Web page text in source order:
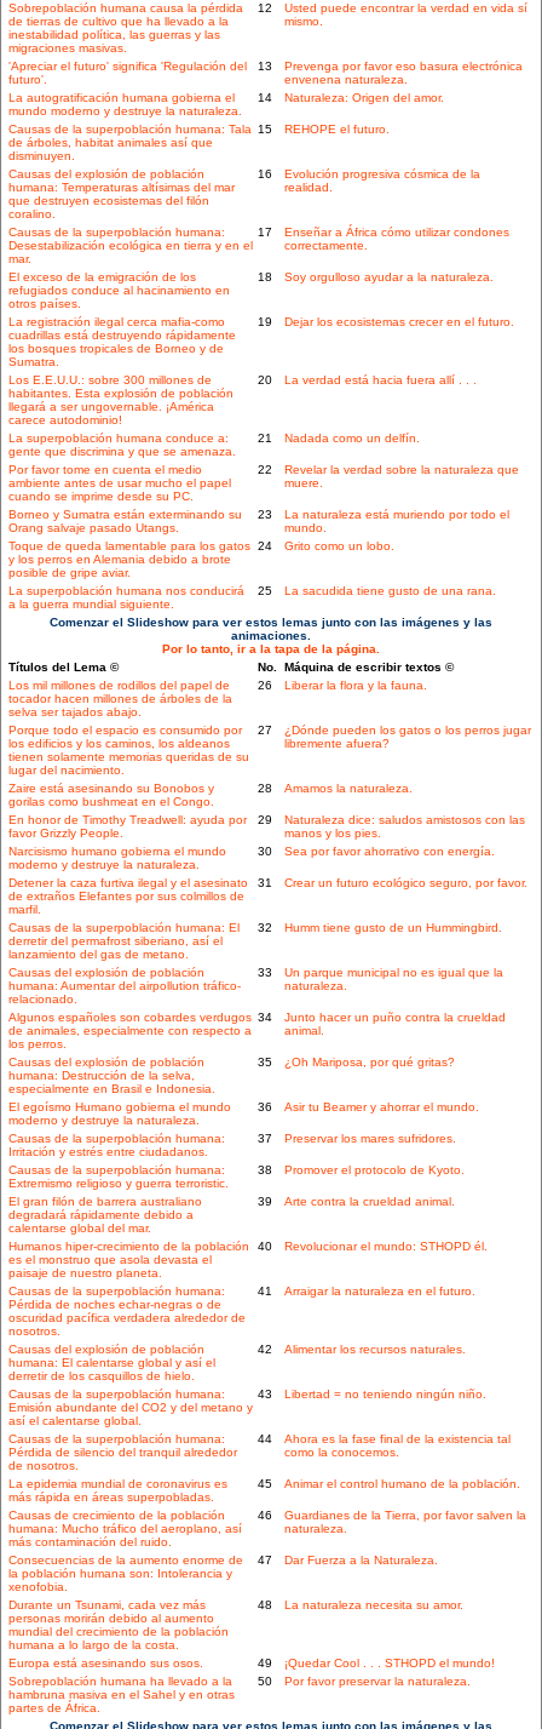
Sobrepoblación humana causa la pérdida
de tierras de cultivo que ha llevado a la
inestabilidad política, las guerras y las
migraciones masivas.
12
Usted puede encontrar la verdad en vida sí
mismo.
'Apreciar el futuro' significa 'Regulación del
futuro'.
13
Prevenga por favor eso basura electrónica
envenena naturaleza.
La autogratificación humana gobierna el
mundo moderno y destruye la naturaleza.
14 Naturaleza: Origen del amor.
Causas de la superpoblación humana: Tala
de árboles, habitat animales así que
disminuyen.
15 REHOPE el futuro.
Causas del explosión de población
humana: Temperaturas altísimas del mar
que destruyen ecosistemas del filón
coralino.
16
Evolución progresiva cósmica de la
realidad.
Causas de la superpoblación humana:
Desestabilización ecológica en tierra y en el
mar.
17
Enseñar a África cómo utilizar condones
correctamente.
El exceso de la emigración de los
refugiados conduce al hacinamiento en
otros países.
18 Soy orgulloso ayudar a la naturaleza.
La registración ilegal cerca mafia-como
cuadrillas está destruyendo rápidamente
los bosques tropicales de Borneo y de
Sumatra.
19 Dejar los ecosistemas crecer en el futuro.
Los E.E.U.U.: sobre 300 millones de
habitantes. Esta explosión de población
llegará a ser ungovernable. ¡América
carece autodominio!
20 La verdad está hacia fuera allí . . .
La superpoblación humana conduce a:
gente que discrimina y que se amenaza.
21 Nadada como un delfín.
Por favor tome en cuenta el medio
ambiente antes de usar mucho el papel
cuando se imprime desde su PC.
22
Revelar la verdad sobre la naturaleza que
muere.
Borneo y Sumatra están exterminando su
Orang salvaje pasado Utangs.
23
La naturaleza está muriendo por todo el
mundo.
Toque de queda lamentable para los gatos
y los perros en Alemania debido a brote
posible de gripe aviar.
24 Grito como un lobo.
La superpoblación humana nos conducirá
a la guerra mundial siguiente.
25 La sacudida tiene gusto de una rana.
Comenzar el Slideshow para ver estos lemas junto con las imágenes y las
animaciones.
Por lo tanto, ir a la tapa de la página.
Títulos del Lema ©
No. Máquina de escribir textos ©
Los mil millones de rodillos del papel de
tocador hacen millones de árboles de la
selva ser tajados abajo.
26 Liberar la flora y la fauna.
Porque todo el espacio es consumido por
los edificios y los caminos, los aldeanos
tienen solamente memorias queridas de su
lugar del nacimiento.
27
¿Dónde pueden los gatos o los perros jugar
libremente afuera?
Zaire está asesinando su Bonobos y
gorilas como bushmeat en el Congo.
28 Amamos la naturaleza.
En honor de Timothy Treadwell: ayuda por
favor Grizzly People.
29
Naturaleza dice: saludos amistosos con las
manos y los pies.
Narcisismo humano gobierna el mundo
moderno y destruye la naturaleza.
30 Sea por favor ahorrativo con energía.
Detener la caza furtiva ilegal y el asesinato
de extraños Elefantes por sus colmillos de
marfil.
31 Crear un futuro ecológico seguro, por favor.
Causas de la superpoblación humana: El
derretir del permafrost siberiano, así el
lanzamiento del gas de metano.
32 Humm tiene gusto de un Hummingbird.
Causas del explosión de población
humana: Aumentar del airpollution tráfico-
relacionado.
33
Un parque municipal no es igual que la
naturaleza.
Algunos españoles son cobardes verdugos
de animales, especialmente con respecto a
los perros.
34
Junto hacer un puño contra la crueldad
animal.
Causas del explosión de población
humana: Destrucción de la selva,
especialmente en Brasil e Indonesia.
35 ¿Oh Mariposa, por qué gritas?
El egoísmo Humano gobierna el mundo
moderno y destruye la naturaleza.
36 Asir tu Beamer y ahorrar el mundo.
Causas de la superpoblación humana:
Irritación y estrés entre ciudadanos.
37 Preservar los mares sufridores.
Causas de la superpoblación humana:
Extremismo religioso y guerra terroristic.
38 Promover el protocolo de Kyoto.
El gran filón de barrera australiano
degradará rápidamente debido a
calentarse global del mar.
39 Arte contra la crueldad animal.
Humanos hiper-crecimiento de la población
es el monstruo que asola devasta el
paisaje de nuestro planeta.
40 Revolucionar el mundo: STHOPD él.
Causas de la superpoblación humana:
Pérdida de noches echar-negras o de
oscuridad pacífica verdadera alrededor de
nosotros.
41 Arraigar la naturaleza en el futuro.
Causas del explosión de población
humana: El calentarse global y así el
derretir de los casquillos de hielo.
42 Alimentar los recursos naturales.
Causas de la superpoblación humana:
Emisión abundante del CO2 y del metano y
así el calentarse global.
43 Libertad = no teniendo ningún niño.
Causas de la superpoblación humana:
Pérdida de silencio del tranquil alrededor
de nosotros.
44
Ahora es la fase final de la existencia tal
como la conocemos.
La epidemia mundial de coronavirus es
más rápida en áreas superpobladas.
45 Animar el control humano de la población.
Causas de crecimiento de la población
humana: Mucho tráfico del aeroplano, así
más contaminación del ruido.
46
Guardianes de la Tierra, por favor salven la
naturaleza.
Consecuencias de la aumento enorme de
la población humana son: Intolerancia y
xenofobia.
47 Dar Fuerza a la Naturaleza.
Durante un Tsunami, cada vez más
personas morirán debido al aumento
mundial del crecimiento de la población
humana a lo largo de la costa.
48 La naturaleza necesita su amor.
Europa está asesinando sus osos. 49
¡Quedar Cool . . . STHOPD el mundo!
Sobrepoblación humana ha llevado a la
hambruna masiva en el Sahel y en otras
partes de África.
50 Por favor preservar la naturaleza.